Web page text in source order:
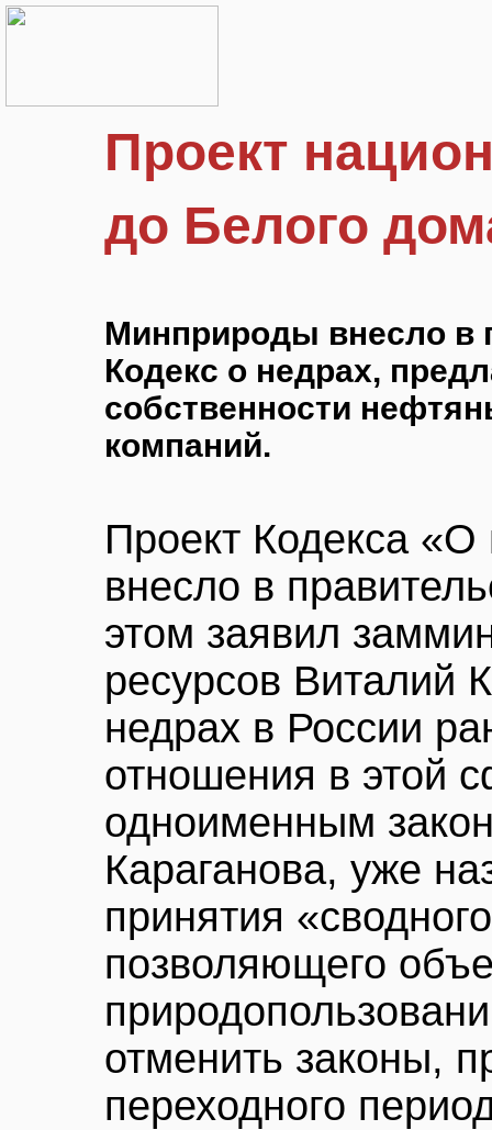
Проект
до Белого
Минприроды внесло в
Кодекс о недрах,
собственности
компаний.
Проект Кодекса
внесло в
этом заявил
ресурсов Виталий
недрах в России
отношения в этой
одноименным
Караганова, уже
принятия
позволяющего
отменить законы,
переходного